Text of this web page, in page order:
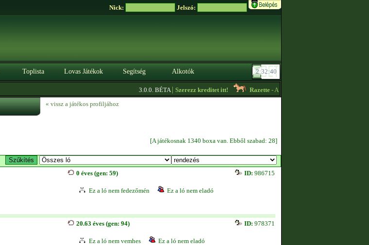
Nick: Jelszó:
Toplista Lovas Játékok Segítség Alkotók
3.0.0. BÉTA|Szerezz kreditet itt! Razette- Arany színű import akhal tekét
« vissz a játékos profiljához
[A játékosnak 1340 boxa van. Ebből szabad: 28]
0 éves (gen: 59) ID: 986715
Ez a ló nem fedezőmén Ez a ló nem eladó
20.63 éves (gen: 94) ID: 978371
Ez a ló nem vemhes Ez a ló nem eladó